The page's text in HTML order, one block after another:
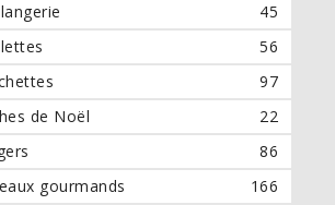
45
56
97
de Noël
22
86
gourmands
166